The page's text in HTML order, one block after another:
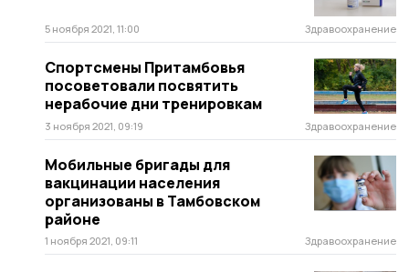
5 ноября 2021, 11:00 Здравоохранение
Спортсмены Притамбовья
посоветовали посвятить
нерабочие дни тренировкам
3 ноября 2021, 09:19 Здравоохранение
Мобильные бригады для
вакцинации населения
организованы в Тамбовском
районе
1 ноября 2021, 09:11 Здравоохранение